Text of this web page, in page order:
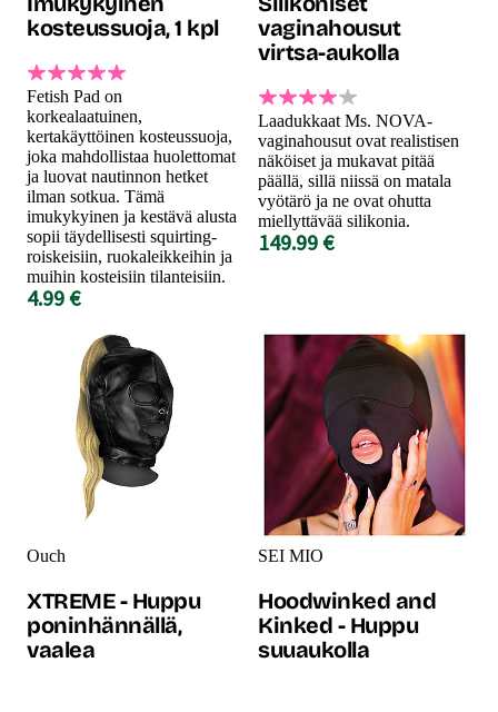
kosteussuoja, 1 kpl
Fetish Pad on
korkealaatuinen,
kertakäyttöinen kosteussuoja,
joka mahdollistaa huolettomat
ja luovat nautinnon hetket
ilman sotkua. Tämä
imukykyinen ja kestävä alusta
sopii täydellisesti squirting-
roiskeisiin, ruokaleikkeihin ja
muihin kosteisiin tilanteisiin.
4.99 €
vaginahousut
virtsa-aukolla
Laadukkaat Ms. NOVA-
vaginahousut ovat realistisen
näköiset ja mukavat pitää
päällä, sillä niissä on matala
vyötärö ja ne ovat ohutta
miellyttävää silikonia.
149.99 €
Ouch
XTREME - Huppu
poninhännällä,
vaalea
SEI MIO
Hoodwinked and
Kinked - Huppu
suuaukolla